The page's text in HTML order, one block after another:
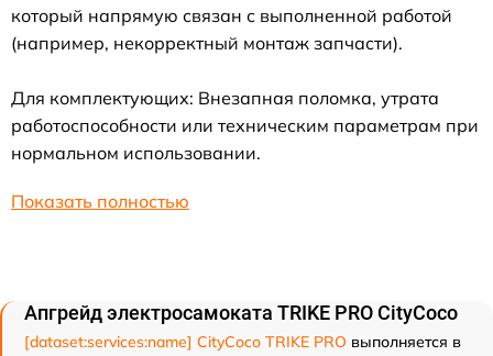
который напрямую связан с выполненной работой
(например, некорректный монтаж запчасти).
Для комплектующих: Внезапная поломка, утрата
работоспособности или техническим параметрам при
нормальном использовании.
Показать полностью
Апгрейд электросамоката TRIKE PRO CityCoco
[dataset:services:name] CityCoco TRIKE PRO выполняется в